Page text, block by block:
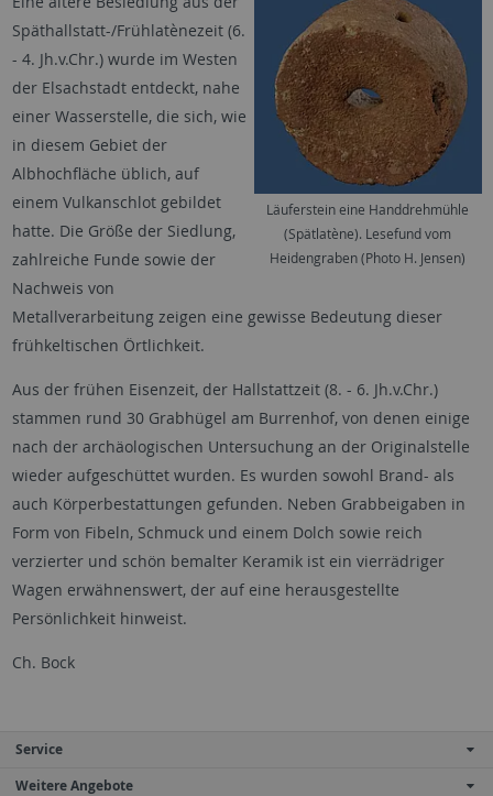
Läuferstein eine Handdrehmühle
(Spätlatène). Lesefund vom
Heidengraben (Photo H. Jensen)
Späthallstatt-/Frühlatènezeit (6.
- 4. Jh.v.Chr.) wurde im Westen
der Elsachstadt entdeckt, nahe
einer Wasserstelle, die sich, wie
in diesem Gebiet der
Albhochfläche üblich, auf
einem Vulkanschlot gebildet
hatte. Die Größe der Siedlung,
zahlreiche Funde sowie der
Nachweis von
Metallverarbeitung zeigen eine gewisse Bedeutung dieser
frühkeltischen Örtlichkeit.
Aus der frühen Eisenzeit, der Hallstattzeit (8. - 6. Jh.v.Chr.)
stammen rund 30 Grabhügel am Burrenhof, von denen einige
nach der archäologischen Untersuchung an der Originalstelle
wieder aufgeschüttet wurden. Es wurden sowohl Brand- als
auch Körperbestattungen gefunden. Neben Grabbeigaben in
Form von Fibeln, Schmuck und einem Dolch sowie reich
verzierter und schön bemalter Keramik ist ein vierrädriger
Wagen erwähnenswert, der auf eine herausgestellte
Persönlichkeit hinweist.
Ch. Bock
Service
Weitere Angebote